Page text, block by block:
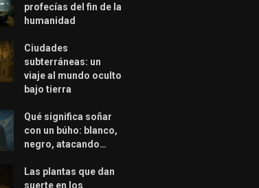
profecías del fin de la
humanidad
Ciudades
subterráneas: un
viaje al mundo oculto
bajo tierra
Qué significa soñar
con un búho: blanco,
negro, atacando…
Las plantas que dan
suerte en los